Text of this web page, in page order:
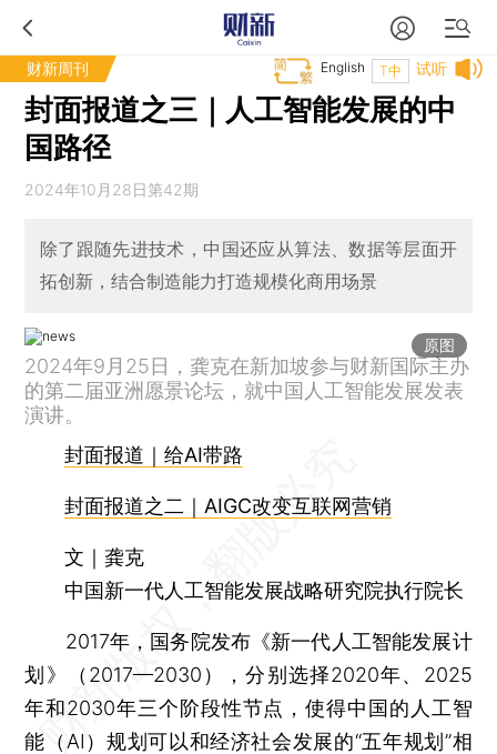
财新周刊 试听
T中
English
封面报道之三｜人工智能发展的中
国路径
2024年10月28日第42期
除了跟随先进技术，中国还应从算法、数据等层面开
拓创新，结合制造能力打造规模化商用场景
原图
2024年9月25日，龚克在新加坡参与财新国际主办
的第二届亚洲愿景论坛，就中国人工智能发展发表
演讲。
封面报道｜给AI带路
封面报道之二｜AIGC改变互联网营销
文｜龚克
中国新一代人工智能发展战略研究院执行院长
2017年，国务院发布《新一代人工智能发展计
划》（2017—2030），分别选择2020年、2025
年和2030年三个阶段性节点，使得中国的人工智
能（AI）规划可以和经济社会发展的“五年规划”相